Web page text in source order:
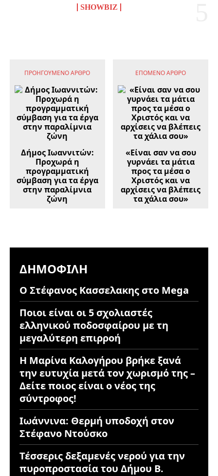
SHOWBIZ
ΠΡΟΗΓΟΎΜΕΝΟ ΆΡΘΡΟ
Δήμος Ιωαννιτών:
Προχωρά η
προγραμματική
σύμβαση για τα έργα
στην παραλίμνια
ζώνη
ΕΠΌΜΕΝΟ ΆΡΘΡΟ
«Είναι σαν να σου
γυρνάει τα μάτια
προς τα μέσα ο
Χριστός και να
αρχίσεις να βλέπεις
τα χάλια σου»
ΔΗΜΟΦΙΛΉ
Ο Στέφανος Κασσελακης στο Mega
Ποιοι είναι οι 5 σχολιαστές
ελληνικού ποδοσφαίρου με τη
μεγαλύτερη επιρροή
Η Μαρίνα Καλογήρου βρήκε ξανά
την ευτυχία μετά τον χωρισμό της –
Δείτε ποιος είναι ο νέος της
σύντροφος!
Ιωάννινα: Θερμή υποδοχή στον
Στέφανο Ντούσκο
Τέσσερις δεξαμενές νερού για την
πυροπροστασία του Δήμου Β.